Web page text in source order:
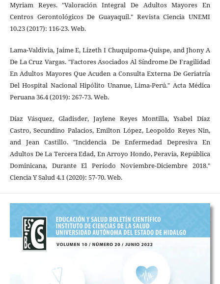
Myriam Reyes. "Valoración Integral De Adultos Mayores En
Centros Gerontológicos De Guayaquil." Revista Ciencia UNEMI
10.23 (2017): 116-23. Web.
Lama-Valdivia, Jaime E, Lizeth I Chuquipoma-Quispe, and Jhony A
De La Cruz Vargas. "Factores Asociados Al Síndrome De Fragilidad
En Adultos Mayores Que Acuden a Consulta Externa De Geriatría
Del Hospital Nacional Hipólito Unanue, Lima-Perú." Acta Médica
Peruana 36.4 (2019): 267-73. Web.
Díaz Vásquez, Gladisder, Jaylene Reyes Montilla, Ysabel Díaz
Castro, Secundino Palacios, Emilton López, Leopoldo Reyes Nin,
and Jean Castillo. "Incidencia De Enfermedad Depresiva En
Adultos De La Tercera Edad, En Arroyo Hondo, Peravia, República
Dominicana, Durante El Período Noviembre-Diciembre 2018."
Ciencia Y Salud 4.1 (2020): 57-70. Web.